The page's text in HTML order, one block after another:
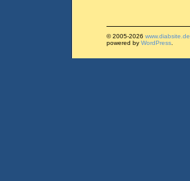
© 2005-2026 www.diabsite.de
powered by WordPress.